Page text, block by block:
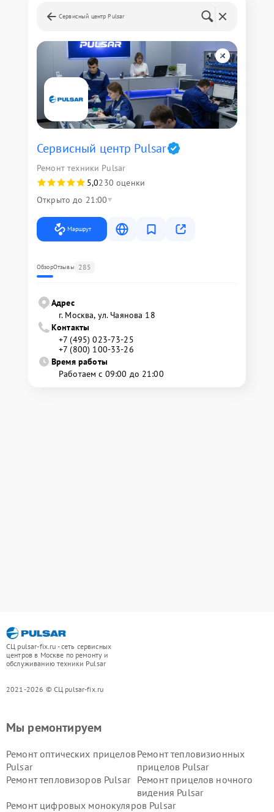
Сервисный центр Pulsar
Сервисный центр Pulsar
Ремонт техники Pulsar
5,0230 оценки
Открыто до 21:00
Маршрут
ОбзорОтзывы 285
Адрес
г. Москва, ул. Чаянова 18
Контакты
+7 (495) 023-73-25
+7 (800) 100-33-26
Время работы
Работаем с 09:00 до 21:00
СЦ pulsar-fix.ru - сеть сервисных
центров в Москве по ремонту и
обслуживанию техники Pulsar
2021-2026 © СЦ pulsar-fix.ru
Мы ремонтируем
Ремонт оптических прицелов
Pulsar
Ремонт тепловизионных
прицелов Pulsar
Ремонт тепловизоров Pulsar
Ремонт прицелов ночного
видения Pulsar
Ремонт цифровых монокуляров Pulsar